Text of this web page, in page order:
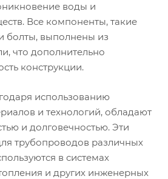
воды и
Все компоненты, такие
болты, выполнены из
что дополнительно
конструкции.
использованию
и технологий, обладают
и долговечностью. Эти
трубопроводов различных
в системах
и других инженерных